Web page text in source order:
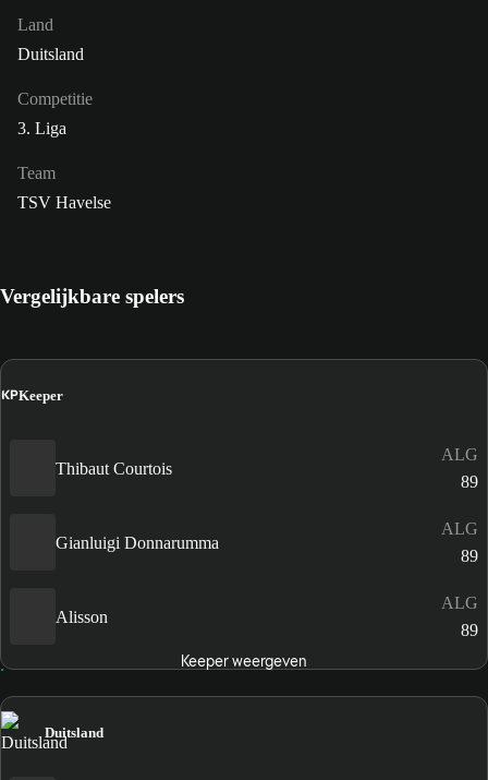
Land
Duitsland
Competitie
3. Liga
Team
TSV Havelse
Vergelijkbare spelers
KPKeeper
Thibaut Courtois
ALG
89
Gianluigi Donnarumma
ALG
89
Alisson
ALG
89
Keeper weergeven
Duitsland